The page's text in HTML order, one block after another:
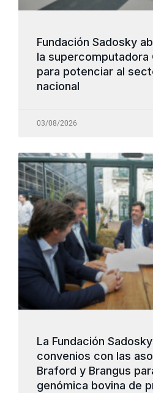
Fundación Sadosky
la supercomputadora
para potenciar al
nacional
03/08/2026
La Fundación
convenios con las
Braford y Brangus
genómica bovina de